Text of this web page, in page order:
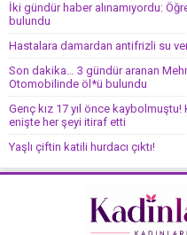
İki gündür haber alınamıyordu:
bulundu
Hastalara damardan antifrizli su
Son dakika… 3 gündür aranan
Otomobilinde öl*ü bulundu
Genç kız 17 yıl önce
enişte her şeyi itiraf etti
Yaşlı çiftin katili hurdacı çıktı!